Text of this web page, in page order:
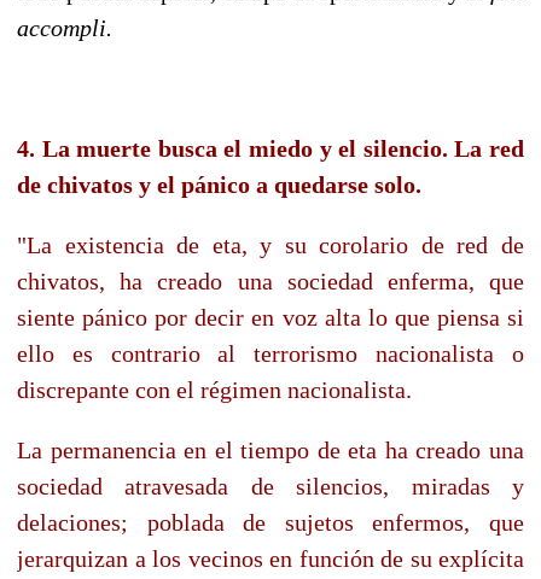
accompli.
4. La muerte busca el miedo y el silencio. La red
de chivatos y el pánico a quedarse solo.
"La existencia de eta, y su corolario de red de
chivatos, ha creado una sociedad enferma, que
siente pánico por decir en voz alta lo que piensa si
ello es contrario al terrorismo nacionalista o
discrepante con el régimen nacionalista.
La permanencia en el tiempo de eta ha creado una
sociedad atravesada de silencios, miradas y
delaciones; poblada de sujetos enfermos, que
jerarquizan a los vecinos en función de su explícita